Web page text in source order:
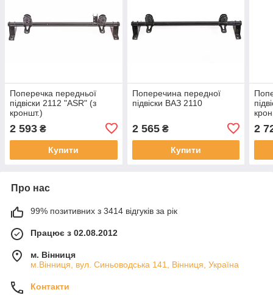
Поперечка передньої
підвіски 2112 "ASR" (з
кроншт.)
2 593 ₴
Купити
Поперечина передної
підвіски ВАЗ 2110
2 565₴
Купити
2
Про нас
99% позитивних з 3414 відгуків за рік
Працює з 02.08.2012
м. Вінниця
м.Вінниця, вул. Синьоводська 141, Вінниця, Україна
Контакти